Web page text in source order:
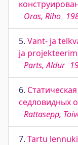
Oras, Riho
5. Vant- ja
ja
Parts, Aldur
6.
седловидных
Rattasepp,
7. Tartu